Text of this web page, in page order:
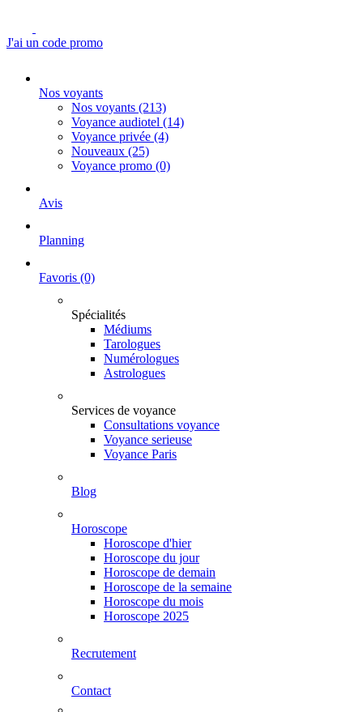
J'ai un code promo
Nos voyants
Nos voyants (213)
Voyance audiotel (14)
Voyance privée (4)
Nouveaux (25)
Voyance promo (0)
Avis
Planning
Favoris (0)
Spécialités
Médiums
Tarologues
Numérologues
Astrologues
Services de voyance
Consultations voyance
Voyance serieuse
Voyance Paris
Blog
Horoscope
Horoscope d'hier
Horoscope du jour
Horoscope de demain
Horoscope de la semaine
Horoscope du mois
Horoscope 2025
Recrutement
Contact